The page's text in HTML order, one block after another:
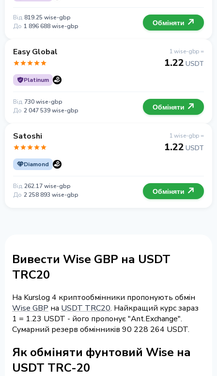
Від 819.25 wise-gbp
До 1 896 688 wise-gbp Обміняти
Easy Global
Platinum
1 wise-gbp =
1.22 USDT
Від 730 wise-gbp
До 2 047 539 wise-gbp Обміняти
Satoshi
Diamond
1 wise-gbp =
1.22 USDT
Від 262.17 wise-gbp
До 2 258 893 wise-gbp Обміняти
Вивести Wise GBP на USDT
TRC20
На Kurslog 4 криптообмінники пропонують обмін
Wise GBP на USDT TRC20. Найкращий курс зараз
1 = 1.23 USDT - його пропонує "Ant.Exchange".
Сумарний резерв обмінників 90 228 264 USDT.
Як обміняти фунтовий Wise на
USDT TRC-20